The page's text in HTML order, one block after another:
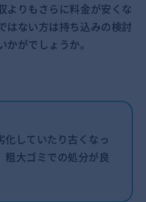
よりもさらに料金が安くな
はない方は持ち込みの検討
がでしょうか。
化していたり古くなっ
粗大ゴミでの処分が良